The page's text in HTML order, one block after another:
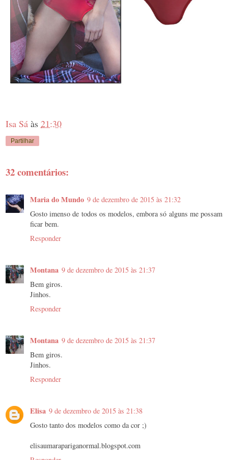
Isa Sá às 21:30
Partilhar
32 comentários:
Maria do Mundo 9 de dezembro de 2015 às 21:32
Gosto imenso de todos os modelos, embora só alguns me possam
ficar bem.
Responder
Montana 9 de dezembro de 2015 às 21:37
Bem giros.
Jinhos.
Responder
Montana 9 de dezembro de 2015 às 21:37
Bem giros.
Jinhos.
Responder
Elisa 9 de dezembro de 2015 às 21:38
Gosto tanto dos modelos como da cor ;)
elisaumarapariganormal.blogspot.com